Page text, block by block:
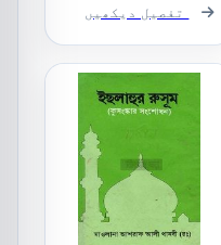
تفصیل دیکھیں